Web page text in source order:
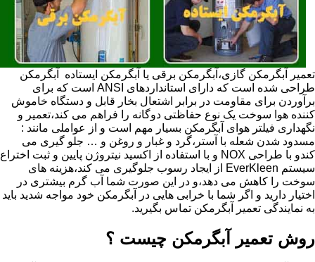
تعمیر آبگرمکن گازی،آبگرمکن برقی یا آبگرمکن ایستاده ​ آبگرمکن
طراحی شده است که دارای استانداردهای ANSI است که برای
برآوردن برای مقاومت در برابر اشتعال بخار قابل و دستگاه خاموش
کننده هوا سوخت یک نوع حفاظتی دوگانه را فراهم می کند،تعمیر و
نگهداری فیلتر هوای آبگرمکن بسیار مهم است و از عواملی مانند :
مسدود شدن شعله با آستر،گرد و غبار و روغن و … جلو گیری می
کندو با طراحی NOX و با استفاده از اکسید نیتروژن پایین و ثبت اختراع
سیستم EverKleen از ایجاد رسوب جلوگیری می کند،هزینه های
سوخت را کاهش می دهد،و در این صورت شما آب گرم بیشتری در
اختیار دارید و اگر شما با خرابی هایی در آبگرمکن خود مواجه شدید باید
به نمایندگی تعمیر آبگرمکن تماس بگیرید.
روش تعمیر آبگرمکن چیست ؟